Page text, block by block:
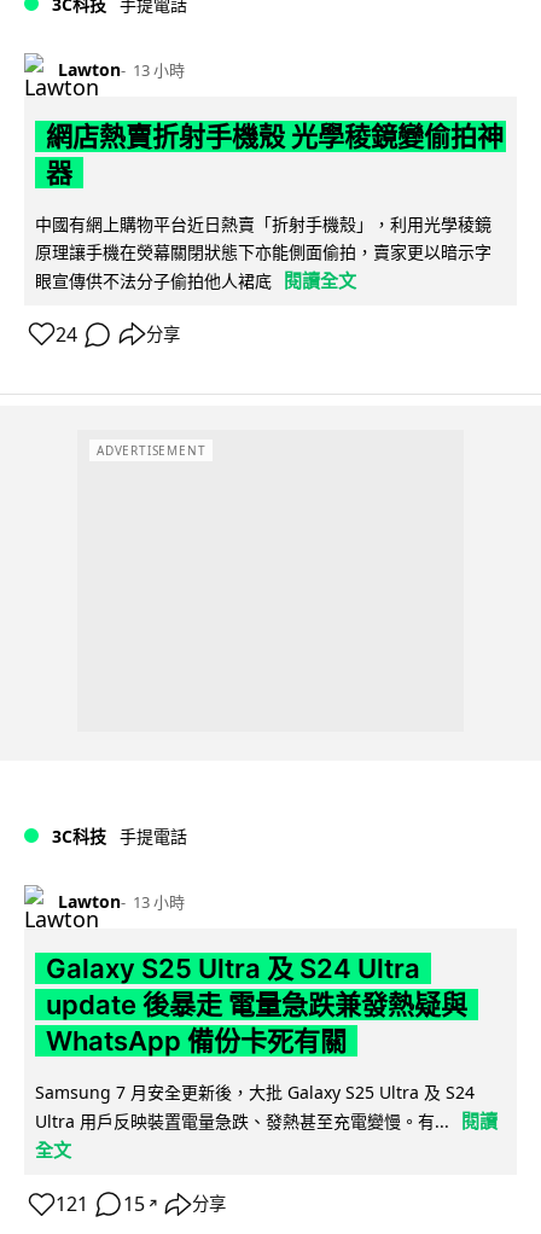
Lawton 13 小時
網店熱賣折射手機殼 光學稜鏡變偷拍神
器
中國有網上購物平台近日熱賣「折射手機殼」，利用光學稜鏡
原理讓手機在熒幕關閉狀態下亦能側面偷拍，賣家更以暗示字
眼宣傳供不法分子偷拍他人裙底 閱讀全文
24 分享
ADVERTISEMENT
3C科技 手提電話
Lawton 13 小時
Galaxy S25 Ultra 及 S24 Ultra
update 後暴走 電量急跌兼發熱疑與
WhatsApp 備份卡死有關
Samsung 7 月安全更新後，大批 Galaxy S25 Ultra 及 S24
Ultra 用戶反映裝置電量急跌、發熱甚至充電變慢。有...
閱讀
全文
121 15 ↗ 分享